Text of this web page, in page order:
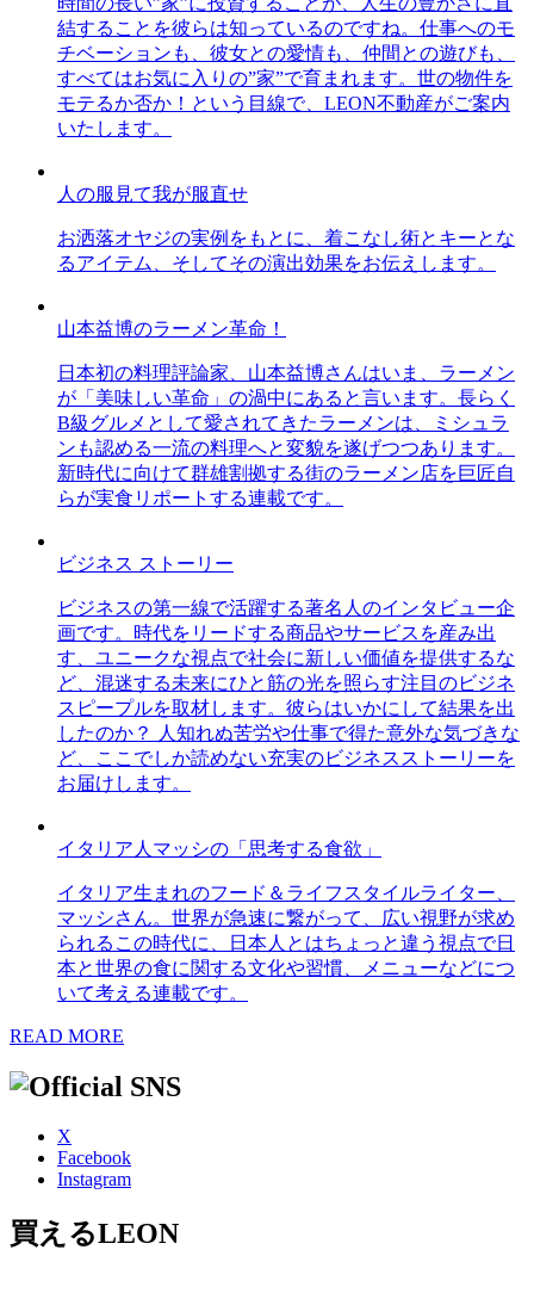
結することを彼らは知っているのですね。仕事へのモ
チベーションも、彼女との愛情も、仲間との遊びも、
すべてはお気に入りの”家”で育まれます。世の物件を
モテるか否か！という目線で、LEON不動産がご案内
いたします。
人の服見て我が服直せ
お洒落オヤジの実例をもとに、着こなし術とキーとな
るアイテム、そしてその演出効果をお伝えします。
山本益博のラーメン革命！
日本初の料理評論家、山本益博さんはいま、ラーメン
が「美味しい革命」の渦中にあると言います。長らく
B級グルメとして愛されてきたラーメンは、ミシュラ
ンも認める一流の料理へと変貌を遂げつつあります。
新時代に向けて群雄割拠する街のラーメン店を巨匠自
らが実食リポートする連載です。
ビジネス ストーリー
ビジネスの第一線で活躍する著名人のインタビュー企
画です。時代をリードする商品やサービスを産み出
す、ユニークな視点で社会に新しい価値を提供するな
ど、混迷する未来にひと筋の光を照らす注目のビジネ
スピープルを取材します。彼らはいかにして結果を出
したのか？ 人知れぬ苦労や仕事で得た意外な気づきな
ど、ここでしか読めない充実のビジネスストーリーを
お届けします。
イタリア人マッシの「思考する食欲」
イタリア生まれのフード＆ライフスタイルライター、
マッシさん。世界が急速に繋がって、広い視野が求め
られるこの時代に、日本人とはちょっと違う視点で日
本と世界の食に関する文化や習慣、メニューなどにつ
いて考える連載です。
READ MORE
X
Facebook
Instagram
買えるLEON